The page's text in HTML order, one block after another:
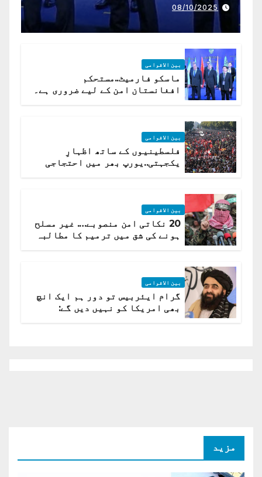
تعاون کے لیے ناگزیر ہے
08/10/2025
بین الاقوامی
ماسکو فارمیٹ..مستحکم
افغانستان امن کے لیے ضروری ہے۔
بین الاقوامی
فلسطینیوں کے ساتھ اظہارِ
یکجہتی..یورپ بھر میں احتجاجی
بین الاقوامی
20 نکاتی امن منصوبے…. غیر مسلح
ہونے کی شق میں ترمیم کا مطالبہ
بین الاقوامی
گرام ایئربیس تو دور ہم ایک انچ
بھی امریکا کو نہیں دیں گے:
مزید